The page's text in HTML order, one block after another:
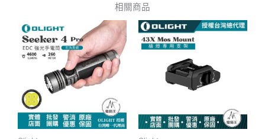
相關商品
此
有
多
款
式。